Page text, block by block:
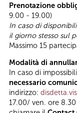
Prenotazione
9.00 - 19.00)
In caso di
il giorno stesso sul
Massimo 15
Modalità di
In caso di
necessario
indirizzo:
17.00/ ven. ore